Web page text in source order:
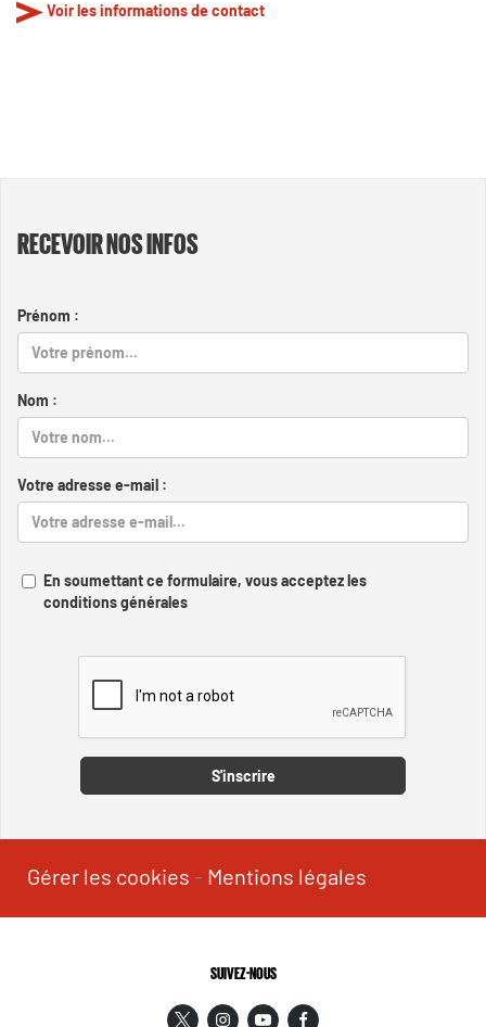
Voir les informations de contact
RECEVOIR NOS INFOS
Prénom :
Nom :
Votre adresse e-mail :
En soumettant ce formulaire, vous acceptez les
conditions générales
S'inscrire
Gérer les cookies - Mentions légales
SUIVEZ-NOUS